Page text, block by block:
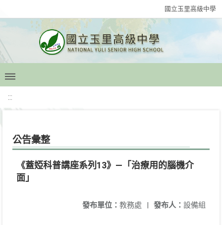
國立玉里高級中學
:::
公告彙整
《蓋婭科普講座系列13》—「治療用的腦機介
面」
發布人： 設備組
發布單位： 教務處 |